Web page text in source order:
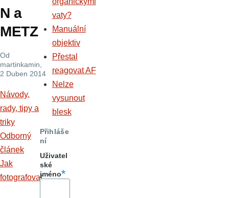
N a
METZ
Od
martinkamin
2 Duben 2014
Návody,
rady, tipy a
triky
Odborný
článek
Jak
fotografovat
vaty?
Manuální
objektiv
Přestal
reagovat AF
Nelze
vysunout
blesk
Přihláše
ní
Uživatel
ské
jméno